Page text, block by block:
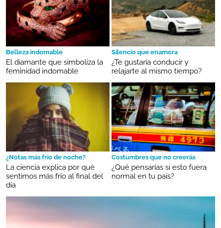
Belleza indomable
El diamante que simboliza la
feminidad indomable
Silencio que enamora
¿Te gustaría conducir y
relajarte al mismo tiempo?
¿Notas más frío de noche?
La ciencia explica por qué
sentimos más frío al final del
día
Costumbres que no creerás
¿Qué pensarías si esto fuera
normal en tu país?